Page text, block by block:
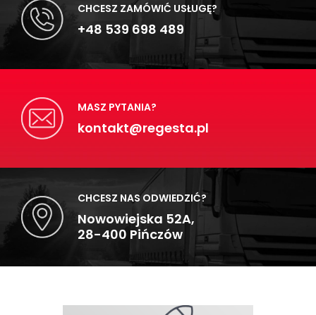
CHCESZ ZAMÓWIĆ USŁUGĘ?
+48 539 698 489
MASZ PYTANIA?
kontakt@regesta.pl
CHCESZ NAS ODWIEDZIĆ?
Nowowiejska 52A,
28-400 Pińczów